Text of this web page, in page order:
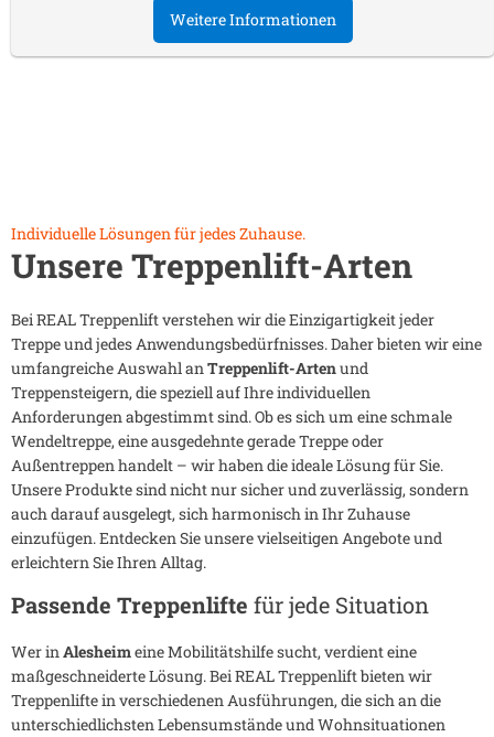
Weitere Informationen
Individuelle Lösungen für jedes Zuhause.
Unsere Treppenlift-Arten
Bei REAL Treppenlift verstehen wir die Einzigartigkeit jeder
Treppe und jedes Anwendungsbedürfnisses. Daher bieten wir eine
umfangreiche Auswahl anTreppenlift-Artenund
Treppensteigern, die speziell auf Ihre individuellen
Anforderungen abgestimmt sind. Ob es sich um eine schmale
Wendeltreppe, eine ausgedehnte gerade Treppe oder
Außentreppen handelt – wir haben die ideale Lösung für Sie.
Unsere Produkte sind nicht nur sicher und zuverlässig, sondern
auch darauf ausgelegt, sich harmonisch in Ihr Zuhause
einzufügen. Entdecken Sie unsere vielseitigen Angebote und
erleichtern Sie Ihren Alltag.
Passende Treppenlifte für jede Situation
Wer inAlesheimeine Mobilitätshilfe sucht, verdient eine
maßgeschneiderte Lösung. Bei REAL Treppenlift bieten wir
Treppenlifte in verschiedenen Ausführungen, die sich an die
unterschiedlichsten Lebensumstände und Wohnsituationen